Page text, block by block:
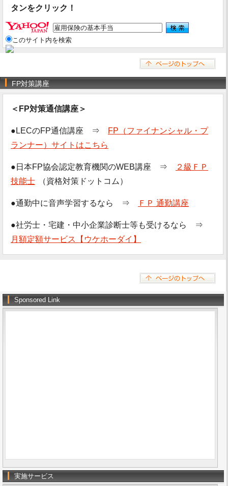
タンをクリック！
このサイト内を検索
FP対策講座
＜FP対策通信講座＞
●LECのFP通信講座 ⇒
FP（ファイナンシャル・プ
ランナー）サイトはこちら
●日本FP協会認定教育機関のWEB講座 ⇒
２級ＦＰ
技能士
（資格対策ドットコム）
●通勤中に音声学習するなら ⇒ ＦＰ 通勤講座
●社労士・宅建・中小企業診断士等も受けるなら ⇒
月額定額サービス【ウケホーダイ】
Sponsored Link
実施サービス